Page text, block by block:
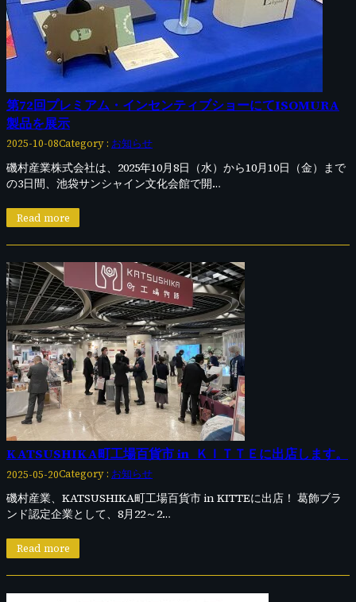
第72回プレミアム・インセンティブショーにてISOMURA
製品を展示
2025-10-08Category : お知らせ
磯村産業株式会社は、2025年10月8日（水）から10月10日（金）まで
の3日間、池袋サンシャイン文化会館で開…
Read more
KATSUSHIKA町工場百貨市 in ＫＩＴＴＥに出店します。
2025-05-20Category : お知らせ
磯村産業、KATSUSHIKA町工場百貨市 in KITTEに出店！ 葛飾ブラ
ンド認定企業として、8月22～2…
Read more